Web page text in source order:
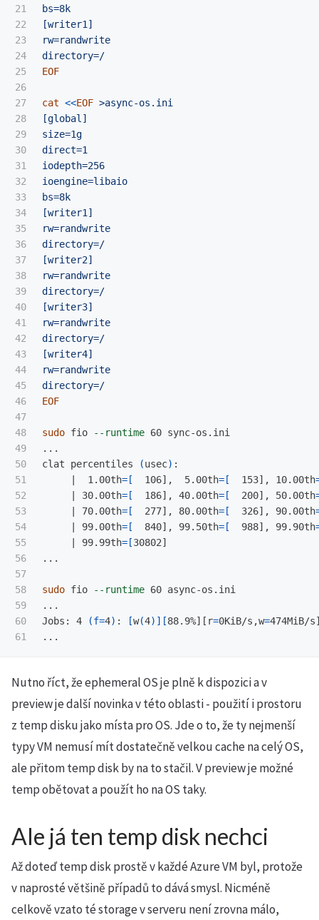
21
22
23
24
25
26
27
28
29
30
31
32
33
34
35
36
37
38
39
40
41
42
43
44
45
46
47
48
49
50
51
52
53
54
55
56
57
58
59
60
bs=8k
[writer1]
rw=randwrite
EOF
cat <<EOF >async-os.ini
[global]
size=1g
direct=1
iodepth=256
ioengine=libaio
bs=8k
[writer1]
rw=randwrite
directory=/
[writer2]
rw=randwrite
directory=/
[writer3]
rw=randwrite
directory=/
[writer4]
rw=randwrite
EOF
sudo fio --runtime 60 sync-os.ini
...
clat percentiles
(usec) :
     |  1.00th
=[
  106],  5.00th
=[
  153], 10.00th
     | 30.00th
=[
  186], 40.00th
=[
  200], 50.00th
     | 70.00th
=[
  277], 80.00th
=[
  326], 90.00th
     | 99.00th
=[
  840], 99.50th
=[
  988], 99.90th
     | 99.99th
=[30802]
...
sudo fio --runtime 60 async-os.ini
...
Jobs: 4
(f=4) : [w(4)][88.9%][r=0KiB/s,w=474MiB/
Nutno říct, že ephemeral OS je plně k dispozici a v
preview je další novinka v této oblasti - použití i prostoru
z temp disku jako místa pro OS. Jde o to, že ty nejmenší
typy VM nemusí mít dostatečně velkou cache na celý OS,
ale přitom temp disk by na to stačil. V preview je možné
temp obětovat a použít ho na OS taky.
Ale já ten temp disk nechci
Až doteď temp disk prostě v každé Azure VM byl, protože
v naprosté většině případů to dává smysl. Nicméně
celkově vzato té storage v serveru není zrovna málo,